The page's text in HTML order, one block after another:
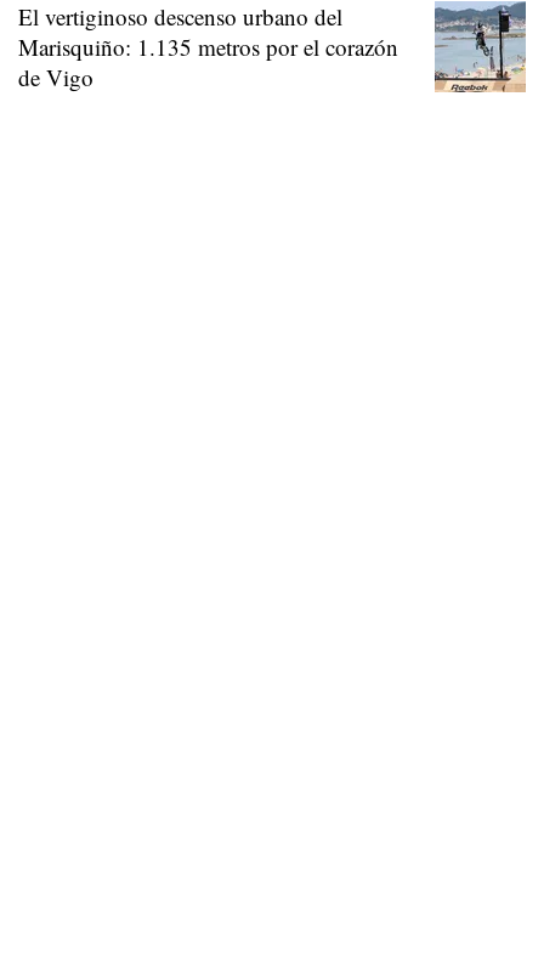
El vertiginoso descenso urbano del
Marisquiño: 1.135 metros por el corazón
de Vigo